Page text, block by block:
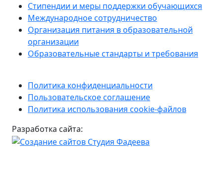
Стипендии и меры поддержки обучающихся
Международное сотрудничество
Организация питания в образовательной
организации
Образовательные стандарты и требования
Политика конфиденциальности
Пользовательское соглашение
Политика использования cookie-файлов
Разработка сайта: